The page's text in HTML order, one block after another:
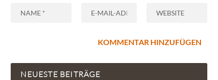
NEUESTE BEITRÄGE